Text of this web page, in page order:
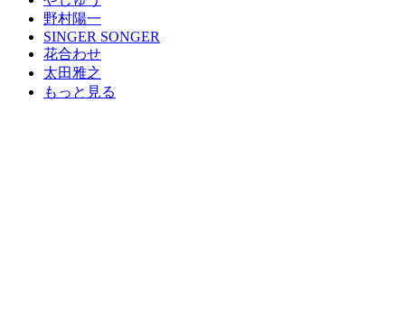
野村陽一
SINGER SONGER
花合わせ
太田雅之
もっと見る